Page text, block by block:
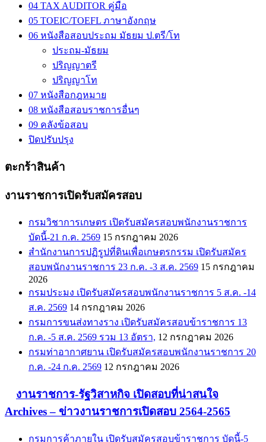
04 TAX AUDITOR คู่มือ
05 TOEIC/TOEFL ภาษาอังกฤษ
06 หนังสือสอบประถม มัธยม ป.ตรี/โท
ประถม-มัธยม
ปริญญาตรี
ปริญญาโท
07 หนังสือกฎหมาย
08 หนังสือสอบราชการอื่นๆ
09 คลังข้อสอบ
ปิดปรับปรุง
ตะกร้าสินค้า
งานราชการเปิดรับสมัครสอบ
กรมวิชาการเกษตร เปิดรับสมัครสอบพนักงานราชการ
บัดนี้-21 ก.ค. 2569 15 กรกฎาคม 2026
สำนักงานการปฏิรูปที่ดินเพื่อเกษตรกรรม เปิดรับสมัคร
สอบพนักงานราชการ 23 ก.ค. -3 ส.ค. 2569 15 กรกฎาคม
2026
กรมประมง เปิดรับสมัครสอบพนักงานราชการ 5 ส.ค. -14
ส.ค. 2569 14 กรกฎาคม 2026
กรมการขนส่งทางราง เปิดรับสมัครสอบข้าราชการ 13
ก.ค. -5 ส.ค. 2569 รวม 13 อัตรา, 12 กรกฎาคม 2026
กรมท่าอากาศยาน เปิดรับสมัครสอบพนักงานราชการ 20
ก.ค. -24 ก.ค. 2569 12 กรกฎาคม 2026
งานราชการ-รัฐวิสาหกิจ เปิดสอบที่น่าสนใจ
Archives – ข่าวงานราชการเปิดสอบ 2564-2565
กรมการค้าภายใน เปิดรับสมัครสอบข้าราชการ บัดนี้-5